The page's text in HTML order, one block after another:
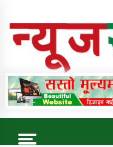
Online News Portal